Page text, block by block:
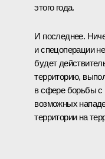
этого года.
И последнее.
и спецоперации
будет
территорию,
в сфере борьбы с
возможных
территории на